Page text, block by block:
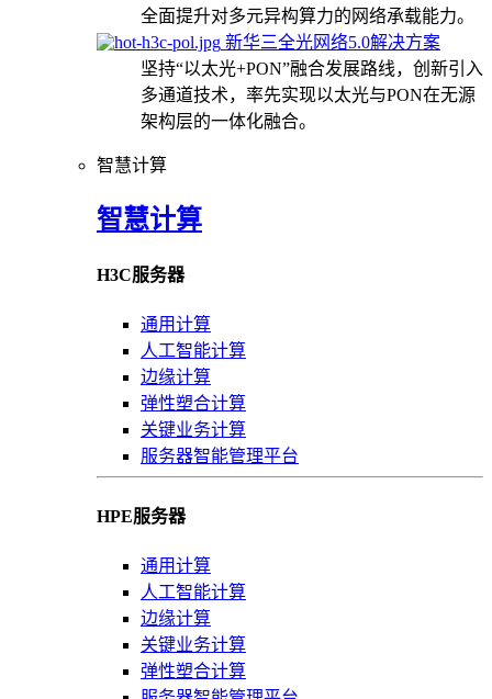
全面提升对多元异构算力的网络承载能力。
新华三全光网络5.0解决方案
坚持“以太光+PON”融合发展路线，创新引入
多通道技术，率先实现以太光与PON在无源
架构层的一体化融合。
智慧计算
智慧计算
H3C服务器
通用计算
人工智能计算
边缘计算
弹性塑合计算
关键业务计算
服务器智能管理平台
HPE服务器
通用计算
人工智能计算
边缘计算
关键业务计算
弹性塑合计算